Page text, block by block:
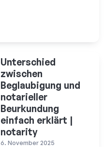
Unterschied
zwischen
Beglaubigung und
notarieller
Beurkundung
einfach erklärt |
notarity
6. November 2025